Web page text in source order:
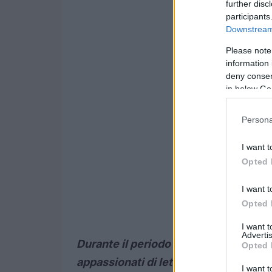
further
Please
information
deny
in below
I want
Opted
I want
Opted
I want
Opted
I want
Durante il periodo di attività, ci
appassionati di lettura di